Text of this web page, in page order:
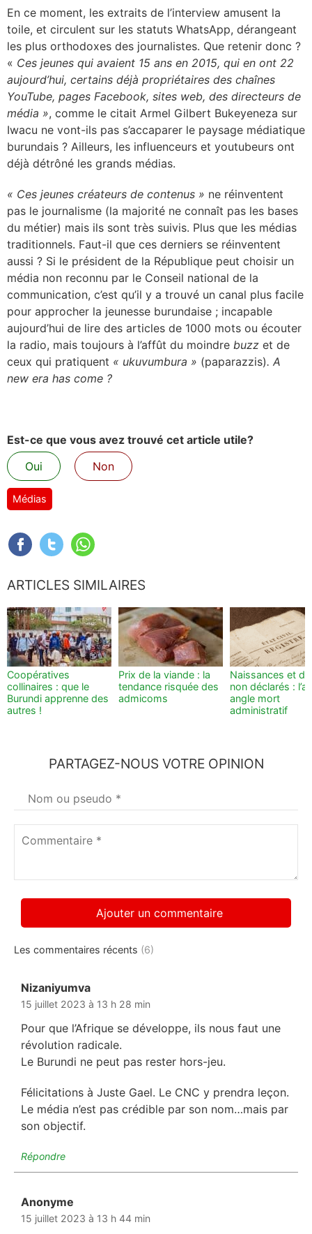
En ce moment, les extraits de l’interview amusent la
toile, et circulent sur les statuts WhatsApp, dérangeant
les plus orthodoxes des journalistes. Que retenir donc ?
« Ces jeunes qui avaient 15 ans en 2015, qui en ont 22
aujourd’hui, certains déjà propriétaires des chaînes
YouTube, pages Facebook, sites web, des directeurs de
média », comme le citait Armel Gilbert Bukeyeneza sur
Iwacu ne vont-ils pas s’accaparer le paysage médiatique
burundais ? Ailleurs, les influenceurs et youtubeurs ont
déjà détrôné les grands médias.
« Ces jeunes créateurs de contenus » ne réinventent
pas le journalisme (la majorité ne connaît pas les bases
du métier) mais ils sont très suivis. Plus que les médias
traditionnels. Faut-il que ces derniers se réinventent
aussi ? Si le président de la République peut choisir un
média non reconnu par le Conseil national de la
communication, c’est qu’il y a trouvé un canal plus facile
pour approcher la jeunesse burundaise ; incapable
aujourd’hui de lire des articles de 1000 mots ou écouter
la radio, mais toujours à l’affût du moindre buzz et de
ceux qui pratiquent « ukuvumbura » (paparazzis). A
new era has come ?
Est-ce que vous avez trouvé cet article utile?
Oui
Non
Médias
ARTICLES SIMILAIRES
Coopératives
collinaires : que le
Burundi apprenne des
autres !
Prix de la viande : la
tendance risquée des
admicoms
Naissances et
non déclarés :
angle mort
administratif
PARTAGEZ-NOUS VOTRE OPINION
Votre
nom*
Les commentaires récents (6)
Nizaniyumva
15 juillet 2023 à 13 h 28 min
Pour que l’Afrique se développe, ils nous faut une
révolution radicale.
Le Burundi ne peut pas rester hors-jeu.
Félicitations à Juste Gael. Le CNC y prendra leçon.
Le média n’est pas crédible par son nom…mais par
son objectif.
Répondre
Anonyme
15 juillet 2023 à 13 h 44 min